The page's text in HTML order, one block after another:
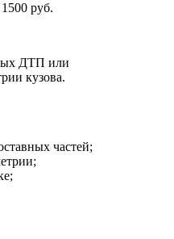
руб.
ДТП или
кузова.
частей;